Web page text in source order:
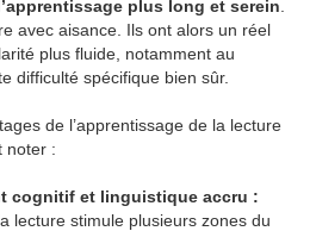
plus long et serein
avec aisance. Ils ont alors un réel
plus fluide, notamment au
difficulté spécifique bien sûr.
de l’apprentissage de la lecture
noter :
cognitif et linguistique accru :
lecture stimule plusieurs zones du